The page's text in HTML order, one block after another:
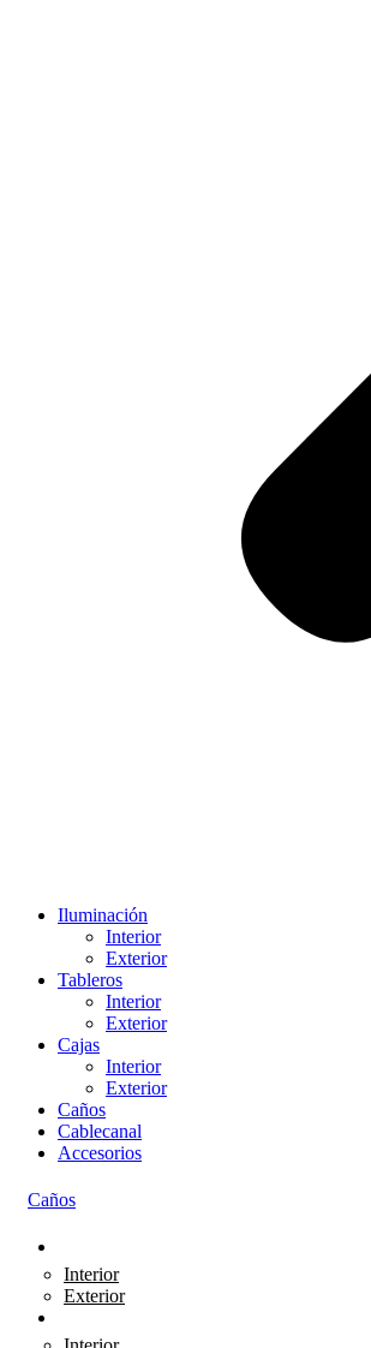
Iluminación
Interior
Exterior
Tableros
Interior
Exterior
Cajas
Interior
Exterior
Caños
Cablecanal
Accesorios
Caños
Interior
Exterior